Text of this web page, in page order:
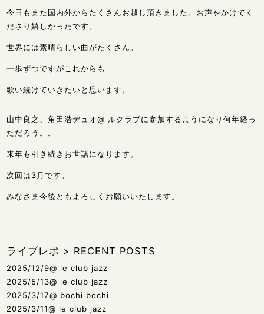
今日もまた国内外からたくさんお越し頂きました。お声をかけてく
ださり嬉しかったです。
世界には素晴らしい曲がたくさん。
一歩ずつですがこれからも
歌い続けていきたいと思います。
山中良之、角田浩デュオ@ ルクラブに参加するようになり何年経っ
ただろう。。
来年も引き続きお世話になります。
次回は3月です。
みなさま今後ともよろしくお願いいたします。
ライブレポ > RECENT POSTS
2025/12/9@ le club jazz
2025/5/13@ le club jazz
2025/3/17@ bochi bochi
2025/3/11@ le club jazz